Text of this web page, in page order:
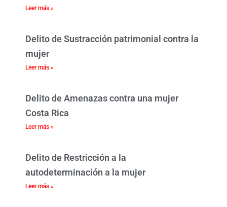
Leer más »
Delito de Sustracción patrimonial contra la
mujer
Leer más »
Delito de Amenazas contra una mujer
Costa Rica
Leer más »
Delito de Restricción a la
autodeterminación a la mujer
Leer más »